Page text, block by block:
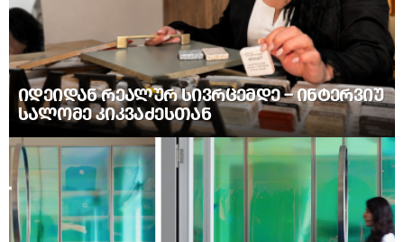
ᲘᲓᲔᲘᲓᲐᲜ ᲠᲔᲐᲚᲣᲠ ᲡᲘᲕᲠᲪᲔᲛᲓᲔ – ᲘᲜᲢᲔᲠᲕᲘᲣ
ᲡᲐᲚᲝᲛᲔ ᲙᲘᲙᲕᲐᲫᲔᲡᲗᲐᲜ